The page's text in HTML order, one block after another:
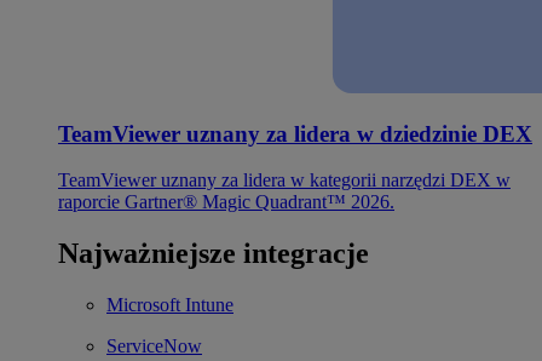
TeamViewer uznany za lidera w dziedzinie DEX
TeamViewer uznany za lidera w kategorii narzędzi DEX w
raporcie Gartner® Magic Quadrant™ 2026.
Najważniejsze integracje
Microsoft Intune
ServiceNow